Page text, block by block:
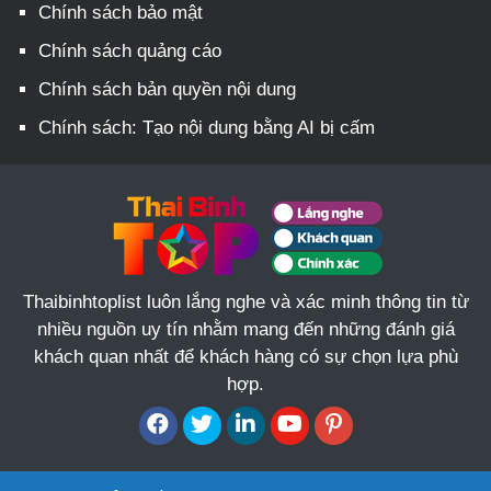
Chính sách bảo mật
Chính sách quảng cáo
Chính sách bản quyền nội dung
Chính sách: Tạo nội dung bằng AI bị cấm
Thaibinhtoplist luôn lắng nghe và xác minh thông tin từ
nhiều nguồn uy tín nhằm mang đến những đánh giá
khách quan nhất để khách hàng có sự chọn lựa phù
hợp.